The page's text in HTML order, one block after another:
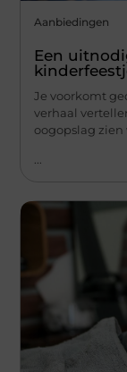
Aanbiedingen
Een
Je voorkomt
verhaal
oogopslag zien
...